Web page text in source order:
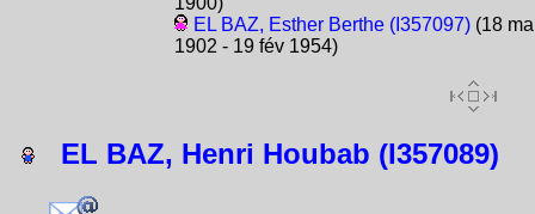
EL BAZ, Esther Berthe (I357097)(18
1902 - 19 fév 1954)
EL BAZ, Henri Houbab (I357089)